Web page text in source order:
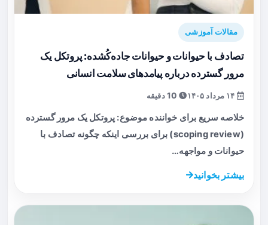
مقالات آموزشی
تصادف با حیوانات و حیوانات جاده‌کُشده: پروتکل یک
مرور گسترده درباره پیامدهای سلامت انسانی
10 دقیقه
خلاصه سریع برای خواننده موضوع: پروتکل یک مرور گسترده
(scoping review) برای بررسی اینکه چگونه تصادف با
حیوانات و مواجهه…
بیشتر بخوانید